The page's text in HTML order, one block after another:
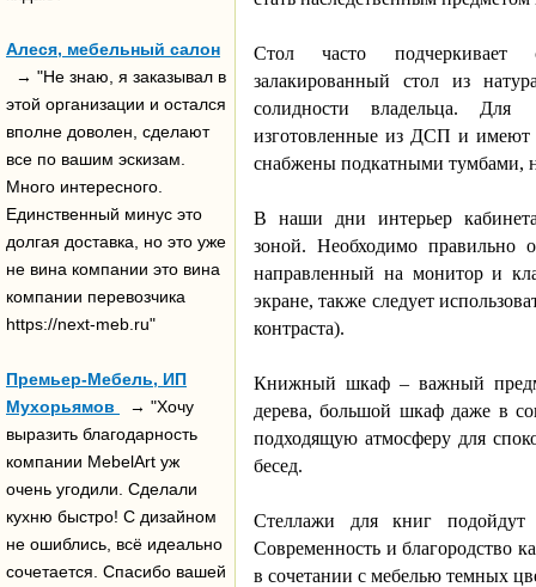
Алеся, мебельный салон
→ "Не знаю, я заказывал в
этой организации и остался
вполне доволен, сделают
все по вашим эскизам.
Много интересного.
Единственный минус это
долгая доставка, но это уже
не вина компании это вина
компании перевозчика
https://next-meb.ru"
Премьер-Мебель, ИП
Мухорьямов
→ "Хочу
выразить благодарность
компании MebelArt уж
очень угодили. Сделали
кухню быстро! С дизайном
не ошиблись, всё идеально
сочетается. Спасибо вашей
Стол часто подчеркивает
залакированный стол из
солидности владельца. Для
изготовленные из ДСП и имеют
снабжены подкатными тумбами,
В наши дни интерьер
зоной. Необходимо правильно
направленный на монитор и
экране, также следует
контраста).
Книжный шкаф – важный
дерева, большой шкаф даже в
подходящую атмосферу для
бесед.
Стеллажи для книг подойдут
Современность и благородство
в сочетании с мебелью темных